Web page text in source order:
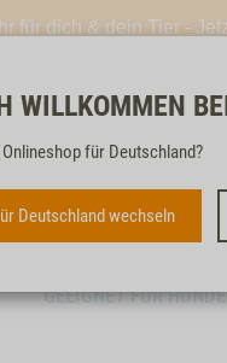
für dich & dein Tier -
WILLKOMMEN
für Deutschland?
Deutschland wechseln
GEEIGNET FÜR